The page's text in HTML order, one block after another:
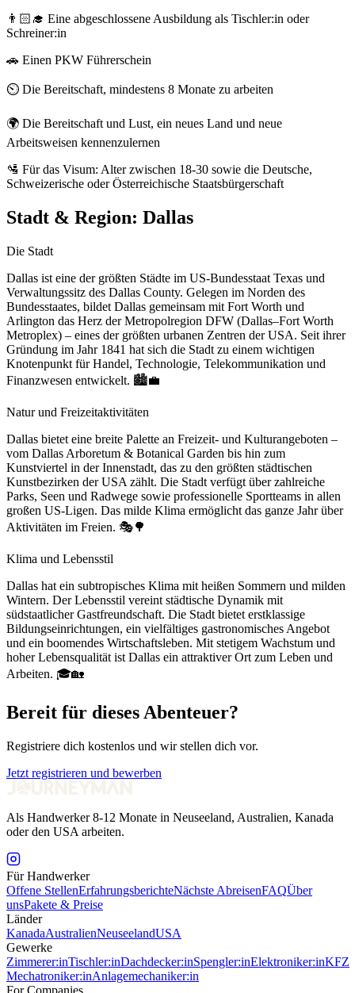
👨🏻‍🎓 Eine abgeschlossene Ausbildung als Tischler:in oder
Schreiner:in
🚗 Einen PKW Führerschein
⏲️ Die Bereitschaft, mindestens 8 Monate zu arbeiten
🌍 Die Bereitschaft und Lust, ein neues Land und neue
Arbeitsweisen kennenzulernen
🛂 Für das Visum: Alter zwischen 18-30 sowie die Deutsche,
Schweizerische oder Österreichische Staatsbürgerschaft
Stadt & Region: Dallas
Die Stadt
Dallas ist eine der größten Städte im US-Bundesstaat Texas und
Verwaltungssitz des Dallas County. Gelegen im Norden des
Bundesstaates, bildet Dallas gemeinsam mit Fort Worth und
Arlington das Herz der Metropolregion DFW (Dallas–Fort Worth
Metroplex) – eines der größten urbanen Zentren der USA. Seit ihrer
Gründung im Jahr 1841 hat sich die Stadt zu einem wichtigen
Knotenpunkt für Handel, Technologie, Telekommunikation und
Finanzwesen entwickelt. 🏙️💼
Natur und Freizeitaktivitäten
Dallas bietet eine breite Palette an Freizeit- und Kulturangeboten –
vom Dallas Arboretum & Botanical Garden bis hin zum
Kunstviertel in der Innenstadt, das zu den größten städtischen
Kunstbezirken der USA zählt. Die Stadt verfügt über zahlreiche
Parks, Seen und Radwege sowie professionelle Sportteams in allen
großen US-Ligen. Das milde Klima ermöglicht das ganze Jahr über
Aktivitäten im Freien. 🎭🌳
Klima und Lebensstil
Dallas hat ein subtropisches Klima mit heißen Sommern und milden
Wintern. Der Lebensstil vereint städtische Dynamik mit
südstaatlicher Gastfreundschaft. Die Stadt bietet erstklassige
Bildungseinrichtungen, ein vielfältiges gastronomisches Angebot
und ein boomendes Wirtschaftsleben. Mit stetigem Wachstum und
hoher Lebensqualität ist Dallas ein attraktiver Ort zum Leben und
Arbeiten. 🎓🏡
Bereit für dieses Abenteuer?
Registriere dich kostenlos und wir stellen dich vor.
Jetzt registrieren und bewerben
Als Handwerker 8-12 Monate in Neuseeland, Australien, Kanada
oder den USA arbeiten.
Für Handwerker
Offene StellenErfahrungsberichteNächste AbreisenFAQÜber
unsPakete & Preise
Länder
KanadaAustralienNeuseelandUSA
Gewerke
Zimmerer:inTischler:inDachdecker:inSpengler:inElektroniker:inKFZ
Mechatroniker:inAnlagemechaniker:in
For Companies